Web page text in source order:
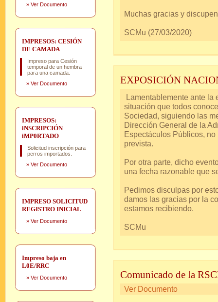
» Ver Documento
IMPRESOS: CESIÓN
DE CAMADA
Impreso para Cesión
temporal de un hembra
para una camada.
» Ver Documento
IMPRESOS:
iNSCRIPCIÓN
iMP0RTADO
Solicitud inscripción para
perros importados.
» Ver Documento
IMPRESO SOLICITUD
REGISTRO INICIAL
» Ver Documento
Impreso baja en
L0E/RRC
» Ver Documento
Muchas gracias y
SCMu (27/03/2020)
EXPOSICIÓN
Lamentablemente ante la
situación que todos
Sociedad, siguiendo las
Dirección General de la
Espectáculos Públicos,
prevista.
Por otra parte, dicho
una fecha razonable que
Pedimos disculpas por
damos las gracias por la
estamos recibiendo.
SCMu
Comunicado de la
Ver Documento